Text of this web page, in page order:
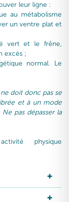
leur ligne :
au métabolisme
un ventre plat et
vert et le frêne,
excès ;
normal. Le
doit donc pas se
et à un mode
pas dépasser la
physique